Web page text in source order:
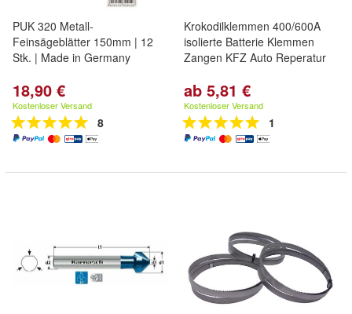
PUK 320 Metall-
Feinsägeblätter 150mm | 12
Stk. | Made in Germany
18,90 €
Kostenloser Versand
8
Krokodilklemmen 400/600A
isolierte Batterie Klemmen
Zangen KFZ Auto Reperatur
ab 5,81 €
Kostenloser Versand
1